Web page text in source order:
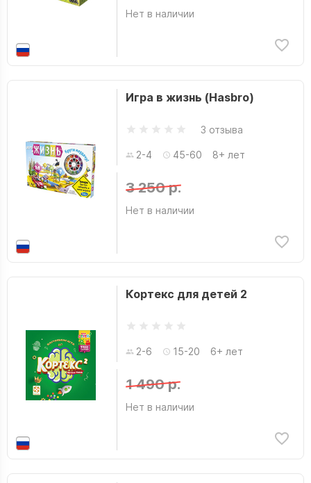
Нет в наличии
Игра в жизнь (Hasbro)
3 отзыва
2-4 45-60 8+ лет
3 250 р.
Нет в наличии
Кортекс для детей 2
2-6 15-20 6+ лет
1 490 р.
Нет в наличии